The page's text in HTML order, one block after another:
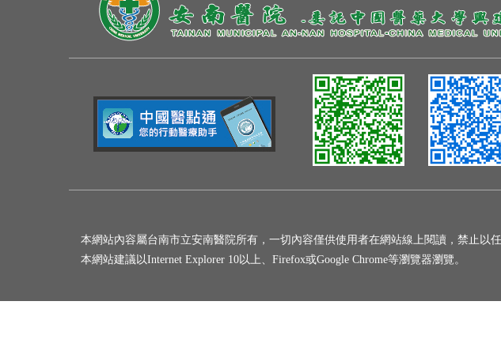
本網站內容屬台南市立安南醫院所有，一切內容僅供使用者在網站線上閱讀，禁止以
本網站建議以Internet Explorer 10以上、Firefox或Google Chrome等瀏覽器瀏覽。